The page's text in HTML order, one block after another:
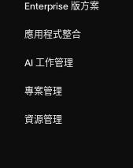
Enterprise 版方案
應用程式整合
AI 工作管理
專案管理
資源管理